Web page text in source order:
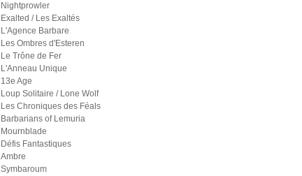
Nightprowler
Exalted / Les Exaltés
L'Agence Barbare
Les Ombres d'Esteren
Le Trône de Fer
L'Anneau Unique
13e Age
Loup Solitaire / Lone Wolf
Les Chroniques des Féals
Barbarians of Lemuria
Mournblade
Défis Fantastiques
Ambre
Symbaroum